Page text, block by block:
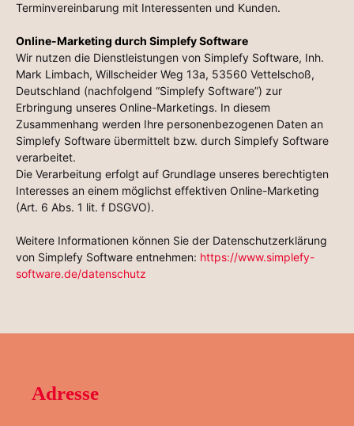
Terminvereinbarung mit Interessenten und Kunden.
Online-Marketing durch Simplefy Software
Wir nutzen die Dienstleistungen von Simplefy Software, Inh.
Mark Limbach, Willscheider Weg 13a, 53560 Vettelschoß,
Deutschland (nachfolgend “Simplefy Software”) zur
Erbringung unseres Online-Marketings. In diesem
Zusammenhang werden Ihre personenbezogenen Daten an
Simplefy Software übermittelt bzw. durch Simplefy Software
verarbeitet.
Die Verarbeitung erfolgt auf Grundlage unseres berechtigten
Interesses an einem möglichst effektiven Online-Marketing
(Art. 6 Abs. 1 lit. f DSGVO).
Weitere Informationen können Sie der Datenschutzerklärung
von Simplefy Software entnehmen: https://www.simplefy-
software.de/datenschutz
Adresse